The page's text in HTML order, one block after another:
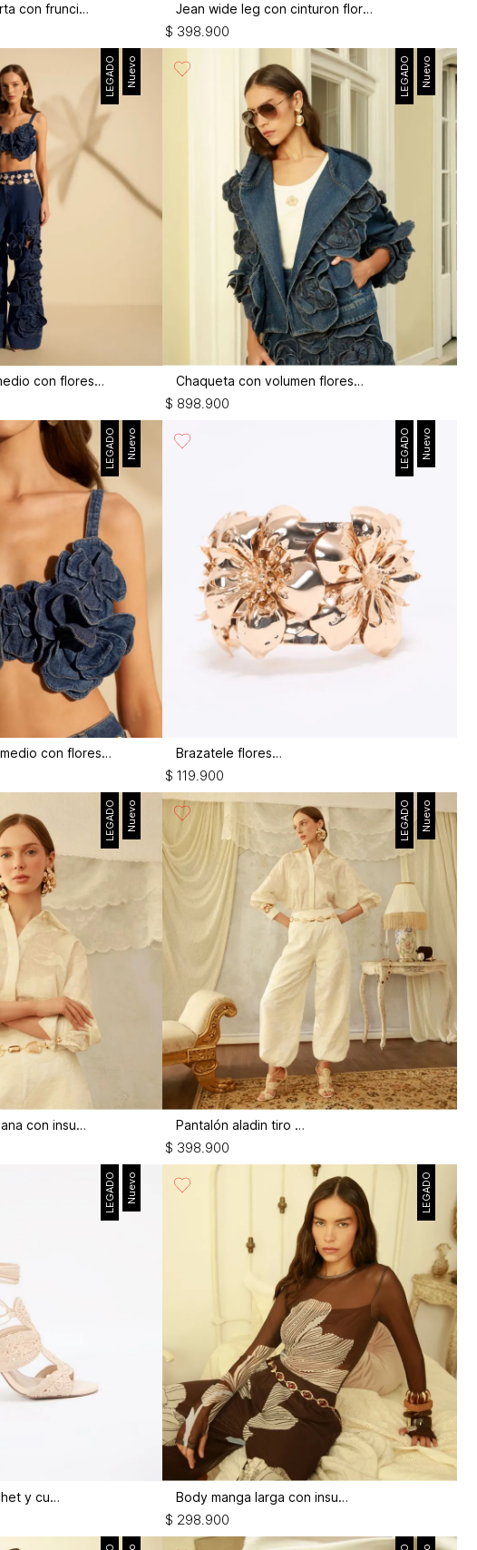
Camiseta manga corta con fruncido Jean wide leg con cinturon flor 3d
$ 398.900
Nuevo
LEGADO
Jean wide leg tiro medio con flores 3d
Nuevo
LEGADO
Chaqueta con volumen flores 3d
$ 898.900
Nuevo
LEGADO
Top en denim tono medio con flores 3d
Nuevo
LEGADO
Brazatele flores 3d
$ 119.900
Nuevo
LEGADO
Blusón manga campana con insumo
Nuevo
LEGADO
Pantalón aladin tiro alto
$ 398.900
Nuevo
LEGADO
Sandalia tacón crochet y cuero
LEGADO
Body manga larga con insumos
$ 298.900